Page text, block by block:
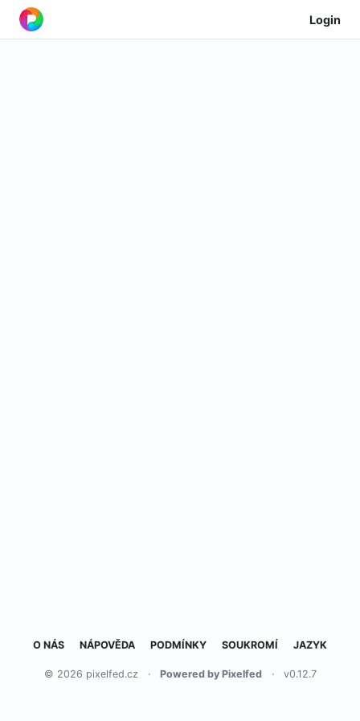
Login
O NÁS NÁPOVĚDA PODMÍNKY SOUKROMÍ JAZYK
© 2026 pixelfed.cz · Powered by Pixelfed · v0.12.7